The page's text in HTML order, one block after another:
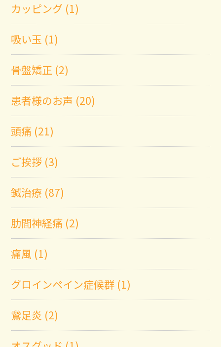
カッピング (1)
吸い玉 (1)
骨盤矯正 (2)
患者様のお声 (20)
頭痛 (21)
ご挨拶 (3)
鍼治療 (87)
肋間神経痛 (2)
痛風 (1)
グロインペイン症候群 (1)
鵞足炎 (2)